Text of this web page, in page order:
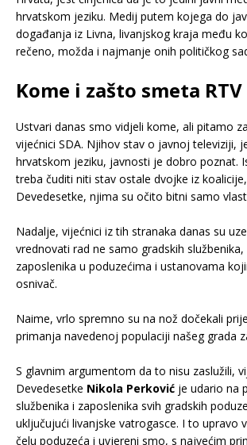
hrvatskom jeziku. Medij putem kojega do
događanja iz Livna, livanjskog kraja među
rečeno, možda i najmanje onih političkog
Kome i zašto smeta RTV
Ustvari danas smo vidjeli kome, ali pitamo
vijećnici SDA. Njihov stav o javnoj televiziji,
hrvatskom jeziku, javnosti je dobro poznat.
treba čuditi niti stav ostale dvojke iz
Devedesetke, njima su očito bitni samo
Nadalje, vijećnici iz tih stranaka danas su
vrednovati rad ne samo gradskih
zaposlenika u poduzećima i ustanovama
osnivač.
Naime, vrlo spremno su na nož dočekali
primanja navedenoj populaciji našeg grada
S glavnim argumentom da to nisu zaslužili,
Devedesetke Nikola Perković je udario na
službenika i zaposlenika svih gradskih
uključujući livanjske vatrogasce. I to upravo
čelu poduzeća i uvjereni smo, s najvećim